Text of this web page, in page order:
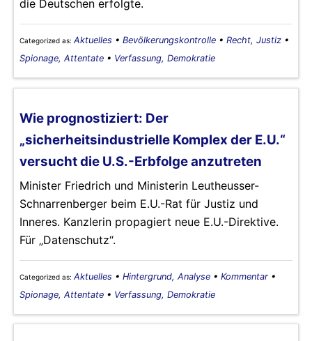
die Deutschen erfolgte.
Categorized as: Aktuelles • Bevölkerungskontrolle • Recht, Justiz •
Spionage, Attentate • Verfassung, Demokratie
Wie prognostiziert: Der
„sicherheitsindustrielle Komplex der E.U.“
versucht die U.S.-Erbfolge anzutreten
Minister Friedrich und Ministerin Leutheusser-
Schnarrenberger beim E.U.-Rat für Justiz und
Inneres. Kanzlerin propagiert neue E.U.-Direktive.
Für „Datenschutz“.
Categorized as: Aktuelles • Hintergrund, Analyse • Kommentar •
Spionage, Attentate • Verfassung, Demokratie